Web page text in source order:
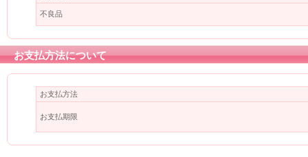
不良品
お支払方法について
お支払方法
お支払期限